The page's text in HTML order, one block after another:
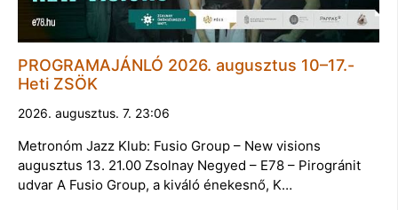
PROGRAMAJÁNLÓ 2026. augusztus 10–17.-
Heti ZSÖK
2026. augusztus. 7. 23:06
Metronóm Jazz Klub: Fusio Group – New visions
augusztus 13. 21.00 Zsolnay Negyed – E78 – Pirogránit
udvar A Fusio Group, a kiváló énekesnő, K…